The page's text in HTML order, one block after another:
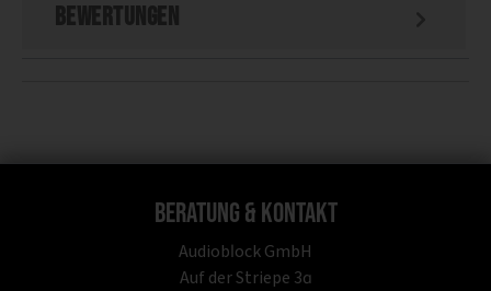
Bewertungen
Beratung & Kontakt
Audioblock GmbH
Auf der Striepe 3a